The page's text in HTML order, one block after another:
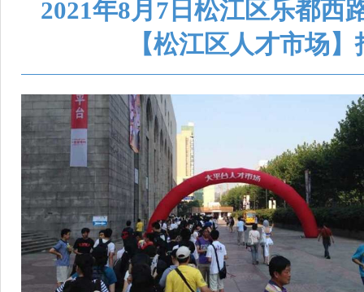
2021年8月7日松江区乐都西
【松江区人才市场